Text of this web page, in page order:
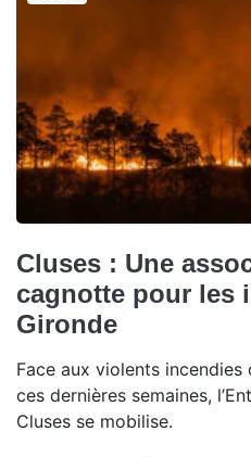
Cluses : Une
cagnotte pour les
Gironde
Face aux violents
ces dernières semaines,
Cluses se mobilise.